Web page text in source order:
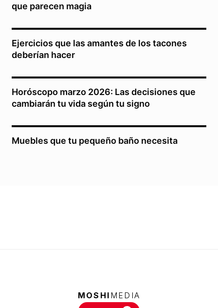
que parecen magia
Ejercicios que las amantes de los tacones
deberían hacer
Horóscopo marzo 2026: Las decisiones que
cambiarán tu vida según tu signo
Muebles que tu pequeño baño necesita
MOSHI MEDIA